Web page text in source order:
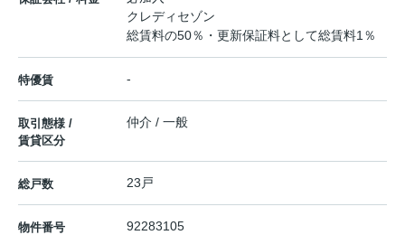
クレディセゾン
総賃料の50％・更新保証料として総賃料1％
特優賃 -
取引態様 /
賃貸区分
仲介 / 一般
総戸数 23戸
物件番号 92283105